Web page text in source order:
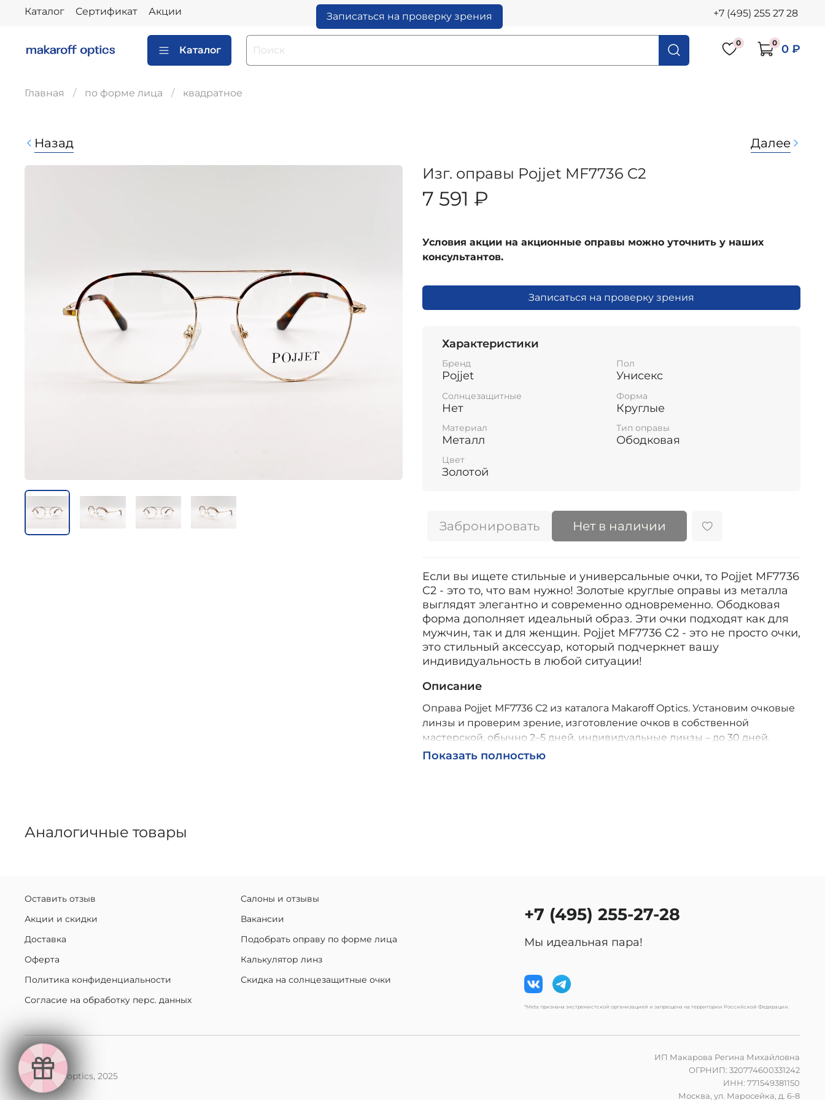
Каталог Сертификат Акции Записаться на проверку зрения +7 (495) 255 27 28
Каталог
0 0 0 ₽
Главная по форме лица квадратное
Назад Далее
Изг. оправы Pojjet MF7736 C2
7 591 ₽
Условия акции на акционные оправы можно уточнить у наших
консультантов.
Записаться на проверку зрения
Характеристики
Бренд
Pojjet
Пол
Унисекс
Солнцезащитные
Нет
Форма
Круглые
Материал
Металл
Тип оправы
Ободковая
Цвет
Золотой
Забронировать Нет в наличии
Если вы ищете стильные и универсальные очки, то Pojjet MF7736
C2 - это то, что вам нужно! Золотые круглые оправы из металла
выглядят элегантно и современно одновременно. Ободковая
форма дополняет идеальный образ. Эти очки подходят как для
мужчин, так и для женщин. Pojjet MF7736 C2 - это не просто очки,
это стильный аксессуар, который подчеркнет вашу
индивидуальность в любой ситуации!
Описание
Оправа Pojjet MF7736 C2 из каталога Makaroff Optics. Установим очковые
линзы и проверим зрение, изготовление очков в собственной
мастерской, обычно 2–5 дней, индивидуальные линзы – до 30 дней.
Возможна доставка по России.
Показать полностью
Аналогичные товары
Оставить отзыв
Акции и скидки
Доставка
Оферта
Политика конфиденциальности
Согласие на обработку перс. данных
Салоны и отзывы
Вакансии
Подобрать оправу по форме лица
Калькулятор линз
Скидка на солнцезащитные очки
+7 (495) 255-27-28
Мы идеальная пара!
*Meta признана экстремистской организацией и запрещена на территории Российской Федерации.
makaroff optics, 2025
ИП Макарова Регина Михайловна
ОГРНИП: 320774600331242
ИНН: 771549381150
Москва, ул. Маросейка, д. 6-8